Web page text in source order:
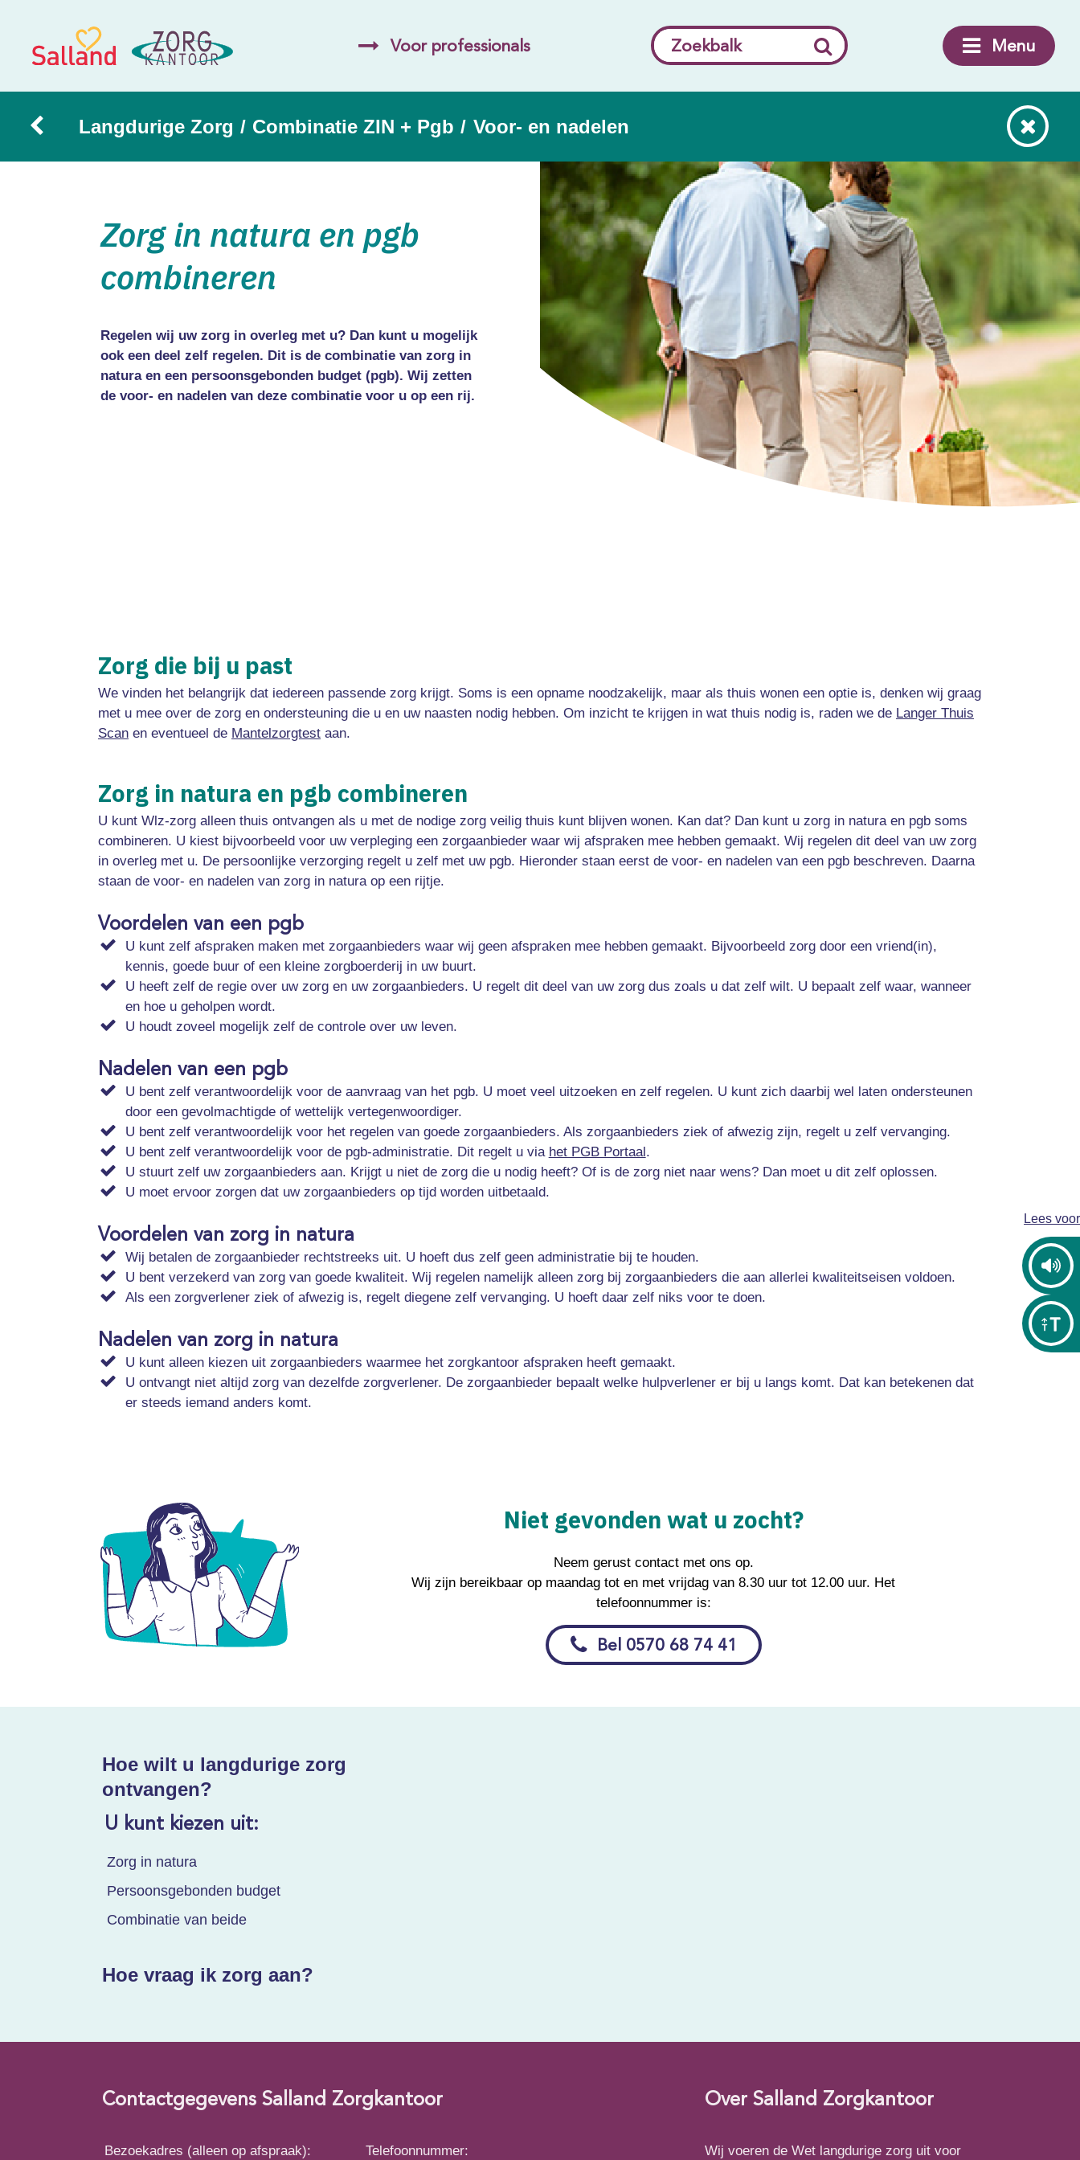
Voor professionals Zoekbalk Menu
Langdurige Zorg / Combinatie ZIN + Pgb / Voor- en nadelen
Lees voor
Zorg in natura en pgb
combineren
Regelen wij uw zorg in overleg met u? Dan kunt u mogelijk
ook een deel zelf regelen. Dit is de combinatie van zorg in
natura en een persoonsgebonden budget (pgb). Wij zetten
de voor- en nadelen van deze combinatie voor u op een rij.
Zorg die bij u past
We vinden het belangrijk dat iedereen passende zorg krijgt. Soms is een opname noodzakelijk, maar als thuis wonen een optie is, denken wij graag
met u mee over de zorg en ondersteuning die u en uw naasten nodig hebben. Om inzicht te krijgen in wat thuis nodig is, raden we de Langer Thuis
Scan en eventueel de Mantelzorgtest aan.
Zorg in natura en pgb combineren
U kunt Wlz-zorg alleen thuis ontvangen als u met de nodige zorg veilig thuis kunt blijven wonen. Kan dat? Dan kunt u zorg in natura en pgb soms
combineren. U kiest bijvoorbeeld voor uw verpleging een zorgaanbieder waar wij afspraken mee hebben gemaakt. Wij regelen dit deel van uw zorg
in overleg met u. De persoonlijke verzorging regelt u zelf met uw pgb. Hieronder staan eerst de voor- en nadelen van een pgb beschreven. Daarna
staan de voor- en nadelen van zorg in natura op een rijtje.
Voordelen van een pgb
U kunt zelf afspraken maken met zorgaanbieders waar wij geen afspraken mee hebben gemaakt. Bijvoorbeeld zorg door een vriend(in),
kennis, goede buur of een kleine zorgboerderij in uw buurt.
U heeft zelf de regie over uw zorg en uw zorgaanbieders. U regelt dit deel van uw zorg dus zoals u dat zelf wilt. U bepaalt zelf waar, wanneer
en hoe u geholpen wordt.
U houdt zoveel mogelijk zelf de controle over uw leven.
Nadelen van een pgb
U bent zelf verantwoordelijk voor de aanvraag van het pgb. U moet veel uitzoeken en zelf regelen. U kunt zich daarbij wel laten ondersteunen
door een gevolmachtigde of wettelijk vertegenwoordiger.
U bent zelf verantwoordelijk voor het regelen van goede zorgaanbieders. Als zorgaanbieders ziek of afwezig zijn, regelt u zelf vervanging.
U bent zelf verantwoordelijk voor de pgb-administratie. Dit regelt u via het PGB Portaal .
U stuurt zelf uw zorgaanbieders aan. Krijgt u niet de zorg die u nodig heeft? Of is de zorg niet naar wens? Dan moet u dit zelf oplossen.
U moet ervoor zorgen dat uw zorgaanbieders op tijd worden uitbetaald.
Voordelen van zorg in natura
Wij betalen de zorgaanbieder rechtstreeks uit. U hoeft dus zelf geen administratie bij te houden.
U bent verzekerd van zorg van goede kwaliteit. Wij regelen namelijk alleen zorg bij zorgaanbieders die aan allerlei kwaliteitseisen voldoen.
Als een zorgverlener ziek of afwezig is, regelt diegene zelf vervanging. U hoeft daar zelf niks voor te doen.
Nadelen van zorg in natura
U kunt alleen kiezen uit zorgaanbieders waarmee het zorgkantoor afspraken heeft gemaakt.
U ontvangt niet altijd zorg van dezelfde zorgverlener. De zorgaanbieder bepaalt welke hulpverlener er bij u langs komt. Dat kan betekenen dat
er steeds iemand anders komt.
Niet gevonden wat u zocht?
Neem gerust contact met ons op.
Wij zijn bereikbaar op maandag tot en met vrijdag van 8.30 uur tot 12.00 uur. Het
telefoonnummer is:
Bel 0570 68 74 41
Hoe wilt u langdurige zorg
ontvangen?
U kunt kiezen uit:
Zorg in natura
Persoonsgebonden budget
Combinatie van beide
Hoe vraag ik zorg aan?
Contactgegevens Salland Zorgkantoor
Bezoekadres (alleen op afspraak): Telefoonnummer:
Over Salland Zorgkantoor
Wij voeren de Wet langdurige zorg uit voor